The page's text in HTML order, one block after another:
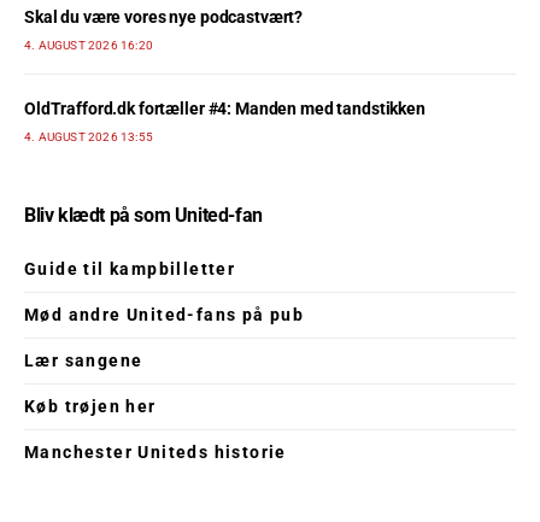
Skal du være vores nye podcastvært?
4. AUGUST 2026 16:20
OldTrafford.dk fortæller #4: Manden med tandstikken
4. AUGUST 2026 13:55
Bliv klædt på som United-fan
Guide til kampbilletter
Mød andre United-fans på pub
Lær sangene
Køb trøjen her
Manchester Uniteds historie